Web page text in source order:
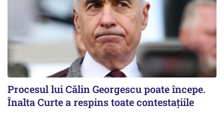
Procesul lui Călin Georgescu poate începe.
Înalta Curte a respins toate contestațiile